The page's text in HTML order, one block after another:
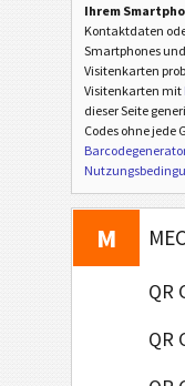
Ihrem
Kontaktdaten
Smartphones
Visitenkarten
Visitenkarten mit
dieser Seite
Codes ohne jede
Barcodegenerator
V
M
QR